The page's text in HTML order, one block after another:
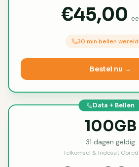
€45,00
30 min bellen
Bestel nu →
Data + Bellen
100GB
31 dagen geldig
Telkomsel & Indosat